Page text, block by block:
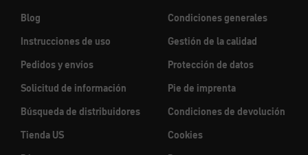
Blog
Instrucciones de uso
Pedidos y envíos
Solicitud de información
Búsqueda de distribuidores
Tienda US
Condiciones generales
Gestión de la calidad
Protección de datos
Pie de imprenta
Condiciones de devolución
Cookies